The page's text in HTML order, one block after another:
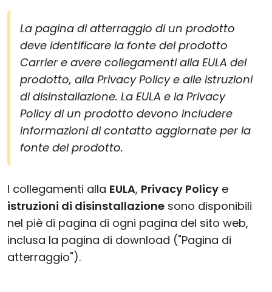
La pagina di atterraggio di un prodotto
deve identificare la fonte del prodotto
Carrier e avere collegamenti alla EULA del
prodotto, alla Privacy Policy e alle istruzioni
di disinstallazione. La EULA e la Privacy
Policy di un prodotto devono includere
informazioni di contatto aggiornate per la
fonte del prodotto.
I collegamenti alla EULA, Privacy Policy e
istruzioni di disinstallazione sono disponibili
nel piè di pagina di ogni pagina del sito web,
inclusa la pagina di download ("Pagina di
atterraggio").